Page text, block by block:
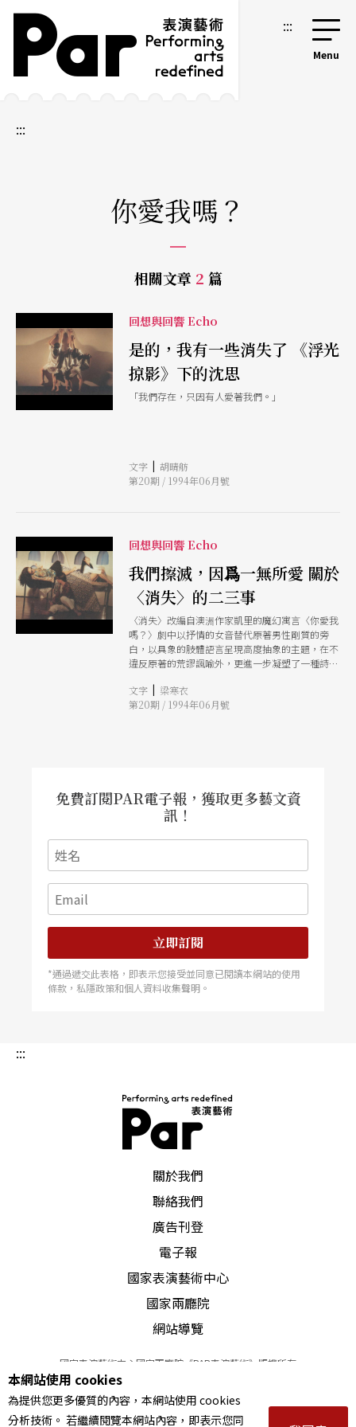
跳到主要內容區塊
網站導覽 :::
:::
你愛我嗎？
相關文章 2 篇
回想與回響 Echo
是的，我有一些消失了 《浮光
掠影》下的沈思
「我們存在，只因有人愛著我們。」
文字 | 胡晴舫
第20期 / 1994年06月號
回想與回響 Echo
我們擦滅，因爲一無所愛 關於
〈消失〉的二三事
〈消失〉改編自澳洲作家凱里的魔幻寓言〈你愛我
嗎？〉劇中以抒情的女音替代原著男性剛質的旁
白，以具象的肢體語言呈現高度抽象的主題，在不
違反原著的荒謬諷喩外，更進一步凝塑了一種詩化
文字 | 梁寒衣
第20期 / 1994年06月號
免費訂閱PAR電子報，獲取更多藝文資
訊！
立即訂閱
*通過遞交此表格，即表示您接受並同意已閱讀本網站的使用
條款，私隱政策和個人資料收集聲明。
:::
關於我們
聯絡我們
廣告刊登
電子報
國家表演藝術中心
國家兩廳院
網站導覽
國家表演藝術中心國家兩廳院《PAR表演藝術》版權所有
© 2022Performing arts redefined. All Rights Reserved
統一編號 Tax Id number 00973926
本站所提供相關演出資訊，如有異動應以主辦單位公告為準。
本網站使用 cookies
為提供您更多優質的內容，本網站使用 cookies
分析技術。 若繼續閱覽本網站內容，即表示您同